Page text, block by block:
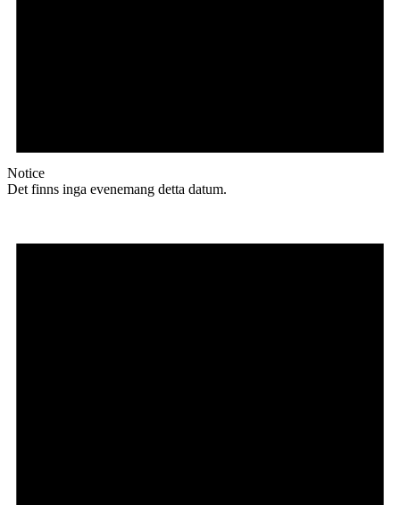
Notice
Det finns inga evenemang detta datum.